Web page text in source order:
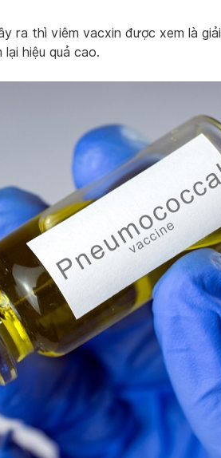
ra thì viêm vacxin được xem là giải
hiệu quả cao.